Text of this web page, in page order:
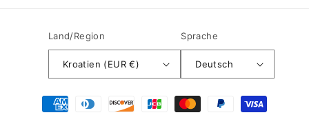
Land/Region
Kroatien (EUR €)
Sprache
Deutsch
Zahlungsmethoden